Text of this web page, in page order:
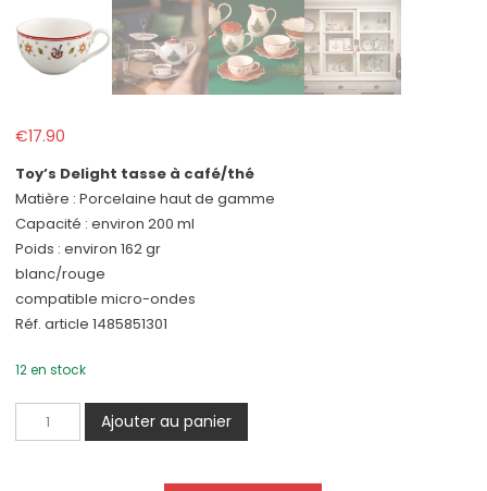
€17.90
Toy’s Delight tasse à café/thé
Matière : Porcelaine haut de gamme
Capacité : environ 200 ml
Poids : environ 162 gr
blanc/rouge
compatible micro-ondes
Réf. article 1485851301
12 en stock
quantité
de
Ajouter au panier